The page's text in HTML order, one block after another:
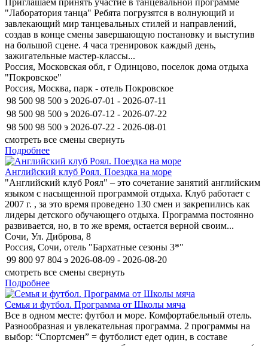
"Лаборатория танца" Ребята погрузятся в волнующий и
завлекающий мир танцевальных стилей и направлений,
создав в конце смены завершающую постановку и выступив
на большой сцене. 4 часа тренировок каждый день,
зажигательные мастер-классы...
Россия, Московская обл, г Одинцово, поселок дома отдыха
"Покровское"
Россия, Москва, парк - отель Покровское
98 500 98 500 э 2026-07-01 - 2026-07-11
98 500 98 500 э 2026-07-12 - 2026-07-22
98 500 98 500 э 2026-07-22 - 2026-08-01
смотреть все смены свернуть
Подробнее
Английский клуб Роял. Поездка на море
"Английский клуб Роял" – это сочетание занятий английским
языком с насыщенной программой отдыха. Клуб работает с
2007 г. , за это время проведено 130 смен и закрепились как
лидеры детского обучающего отдыха. Программа постоянно
развивается, но, в то же время, остается верной своим...
Сочи, Ул. Диброва, 8
Россия, Сочи, отель "Бархатные сезоны 3*"
99 800 97 804 э 2026-08-09 - 2026-08-20
смотреть все смены свернуть
Подробнее
Семья и футбол. Программа от Школы мяча
Все в одном месте: футбол и море. Комфортабельный отель.
Разнообразная и увлекательная программа. 2 программы на
выбор: “Спортсмен” = футболист едет один, в составе